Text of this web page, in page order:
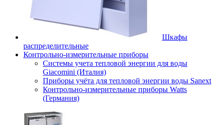
Шкафы
распределительные
Контрольно-измерительные приборы
Системы учета тепловой энергии для воды
Giacomini (Италия)
Приборы учёта для тепловой энергии воды Sanext
Контрольно-измерительные приборы Watts
(Германия)